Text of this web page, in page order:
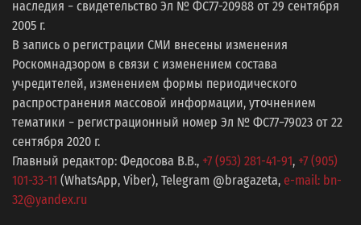
наследия − свидетельство Эл № ФС77-20988 от 29 сентября
2005 г.
В запись о регистрации СМИ внесены изменения
Роскомнадзором в связи с изменением состава
учредителей, изменением формы периодического
распространения массовой информации, уточнением
тематики − регистрационный номер Эл № ФС77−79023 от 22
сентября 2020 г.
Главный редактор: Федосова В.В., +7 (953) 281-41-91, +7 (905)
101-33-11 (WhatsApp, Viber), Telegram @bragazeta, e-mail: bn-
32@yandex.ru